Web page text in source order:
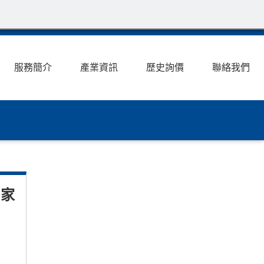
服務簡介 產業資訊 歷史詢價 聯絡我們